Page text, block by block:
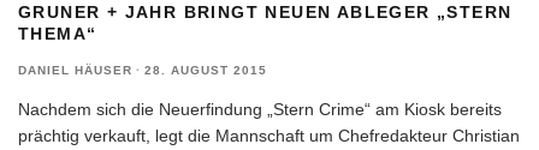
GRUNER + JAHR BRINGT NEUEN ABLEGER „STERN
THEMA“
DANIEL HÄUSER · 28. AUGUST 2015
Nachdem sich die Neuerfindung „Stern Crime“ am Kiosk bereits
prächtig verkauft, legt die Mannschaft um Chefredakteur Christian